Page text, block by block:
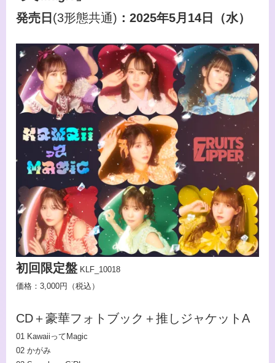
発売日 (3形態共通) ：2025年5月14日（水）
初回限定盤 KLF_10018
価格：3,000円（税込）
CD＋​​豪華フォトブック＋推しジャケットA
01 KawaiiってMagic
02 かがみ